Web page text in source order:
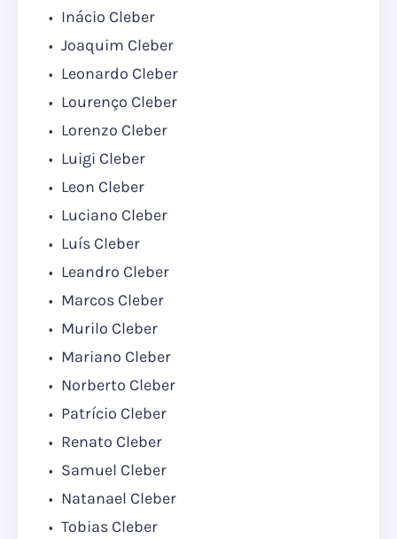
Inácio Cleber
Joaquim Cleber
Leonardo Cleber
Lourenço Cleber
Lorenzo Cleber
Luigi Cleber
Leon Cleber
Luciano Cleber
Luís Cleber
Leandro Cleber
Marcos Cleber
Murilo Cleber
Mariano Cleber
Norberto Cleber
Patrício Cleber
Renato Cleber
Samuel Cleber
Natanael Cleber
Tobias Cleber